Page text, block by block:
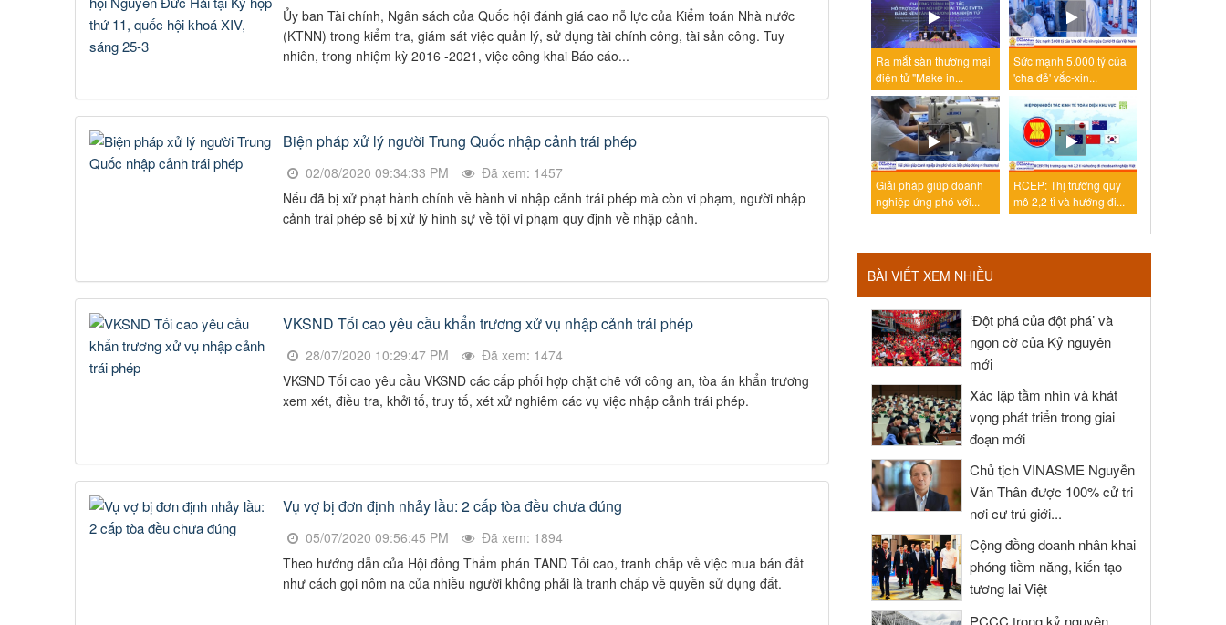
Ủy ban Tài chính, Ngân sách của Quốc hội đánh giá cao nỗ lực của Kiểm toán Nhà nước
(KTNN) trong kiểm tra, giám sát việc quản lý, sử dụng tài chính công, tài sản công. Tuy
nhiên, trong nhiệm kỳ 2016 -2021, việc công khai Báo cáo...
Biện pháp xử lý người Trung Quốc nhập cảnh trái phép
02/08/2020 09:34:33 PM
Đã xem: 1457
Nếu đã bị xử phạt hành chính về hành vi nhập cảnh trái phép mà còn vi phạm, người nhập
cảnh trái phép sẽ bị xử lý hình sự về tội vi phạm quy định về nhập cảnh.
VKSND Tối cao yêu cầu khẩn trương xử vụ nhập cảnh trái phép
28/07/2020 10:29:47 PM
Đã xem: 1474
VKSND Tối cao yêu cầu VKSND các cấp phối hợp chặt chẽ với công an, tòa án khẩn trương
xem xét, điều tra, khởi tố, truy tố, xét xử nghiêm các vụ việc nhập cảnh trái phép.
Vụ vợ bị đơn định nhảy lầu: 2 cấp tòa đều chưa đúng
05/07/2020 09:56:45 PM
Đã xem: 1894
Theo hướng dẫn của Hội đồng Thẩm phán TAND Tối cao, tranh chấp về việc mua bán đất
như cách gọi nôm na của nhiều người không phải là tranh chấp về quyền sử dụng đất.
Ra mắt sàn thương mại
điện tử "Make in...
Sức mạnh 5.000 tỷ của
'cha đẻ' vắc-xin...
Giải pháp giúp doanh
nghiệp ứng phó với...
RCEP: Thị trường quy
mô 2,2 tỉ và hướng đi...
BÀI VIẾT XEM NHIỀU
‘Đột phá của đột phá’ và
ngọn cờ của Kỷ nguyên
mới
Xác lập tầm nhìn và khát
vọng phát triển trong giai
đoạn mới
Chủ tịch VINASME Nguyễn
Văn Thân được 100% cử tri
nơi cư trú giới...
Cộng đồng doanh nhân khai
phóng tiềm năng, kiến tạo
tương lai Việt
PCCC trong kỷ nguyên